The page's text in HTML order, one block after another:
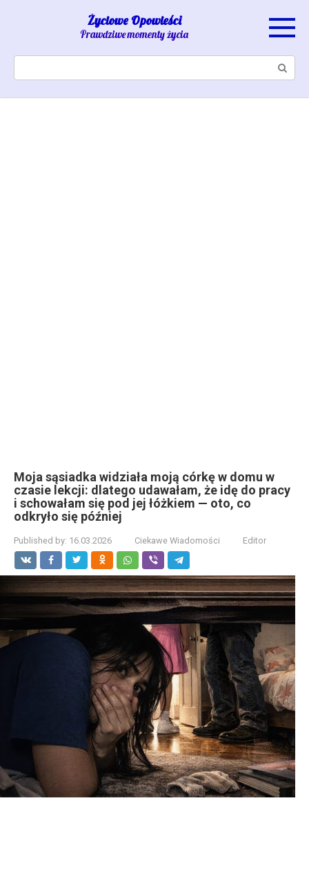
Życiowe Opowieści
Prawdziwe momenty życia
Moja sąsiadka widziała moją córkę w domu w
czasie lekcji: dlatego udawałam, że idę do pracy
i schowałam się pod jej łóżkiem — oto, co
odkryło się później
Published by: 16.03.2026 Ciekawe Wiadomości Editor